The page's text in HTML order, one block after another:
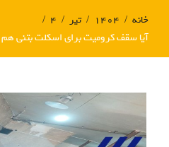
خانه ۱۴۰۴ تیر
۴
آیا سقف کرومیت برای اسکلت بتنی